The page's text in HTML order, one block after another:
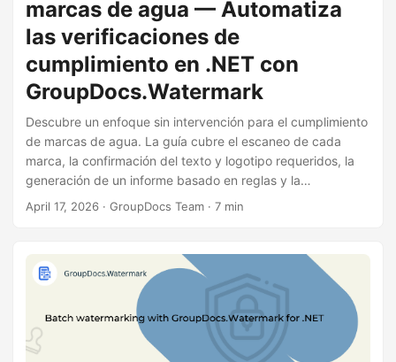
marcas de agua — Automatiza
las verificaciones de
cumplimiento en .NET con
GroupDocs.Watermark
Descubre un enfoque sin intervención para el cumplimiento
de marcas de agua. La guía cubre el escaneo de cada
marca, la confirmación del texto y logotipo requeridos, la
generación de un informe basado en reglas y la
actualización de marcas de agua obsoletas, todo con unas
April 17, 2026 · GroupDocs Team · 7 min